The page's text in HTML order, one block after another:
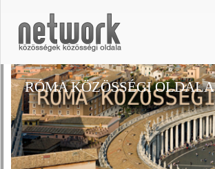
RÓMA KÖZÖSSÉGI OLDALA